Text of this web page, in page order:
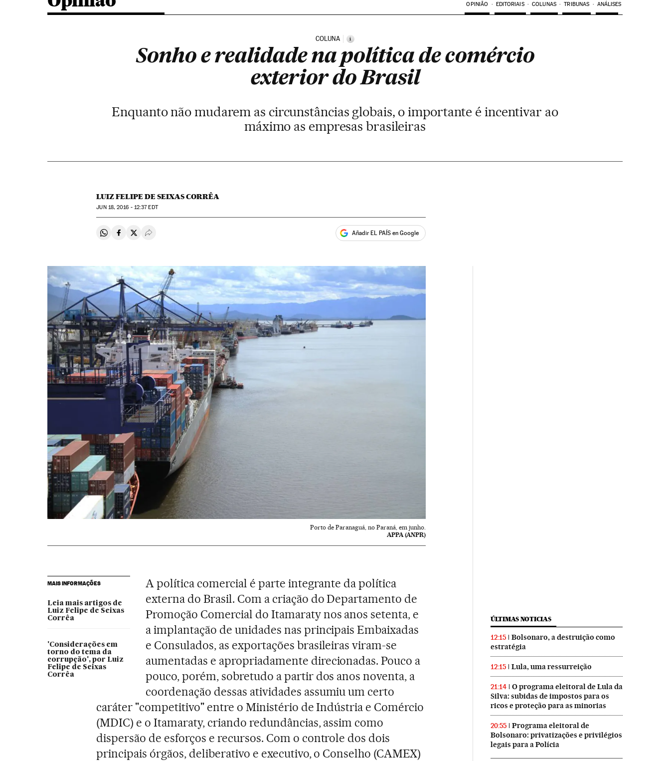
OPINIÃO EDITORIAIS COLUNAS TRIBUNAS ANÁLISES
COLUNA i
Sonho e realidade na política de comércio
exterior do Brasil
Enquanto não mudarem as circunstâncias globais, o importante é incentivar ao
máximo as empresas brasileiras
LUIZ FELIPE DE SEIXAS CORRÊA
JUN18, 2016 - 12:37EDT
Compartir en Whatsapp
Compartir en Facebook
Compartir en Twitter
Desplegar Redes Sociales Añadir EL PAÍS en Google
Porto de Paranaguá, no Paraná, em junho.
APPA (ANPR)
MAIS INFORMAÇÕES
Leia mais artigos de
Luiz Felipe de Seixas
Corrêa
'Considerações em
torno do tema da
corrupção', por Luiz
Felipe de Seixas
Corrêa
A política comercial é parte integrante da política
externa do Brasil. Com a criação do Departamento de
Promoção Comercial do Itamaraty nos anos setenta, e
a implantação de unidades nas principais Embaixadas
e Consulados, as exportações brasileiras viram-se
aumentadas e apropriadamente direcionadas. Pouco a
pouco, porém, sobretudo a partir dos anos noventa, a
coordenação dessas atividades assumiu um certo
caráter "competitivo" entre o Ministério de Indústria e Comércio
(MDIC) e o Itamaraty, criando redundâncias, assim como
dispersão de esforços e recursos. Com o controle dos dois
principais órgãos, deliberativo e executivo, o Conselho (CAMEX)
ÚLTIMAS NOTICIAS
12:15
Bolsonaro, a destruição como
estratégia
12:15 Lula, uma ressurreição
21:14
O programa eleitoral de Lula da
Silva: subidas de impostos para os
ricos e proteção para as minorias
20:55
Programa eleitoral de
Bolsonaro: privatizações e privilégios
legais para a Polícia